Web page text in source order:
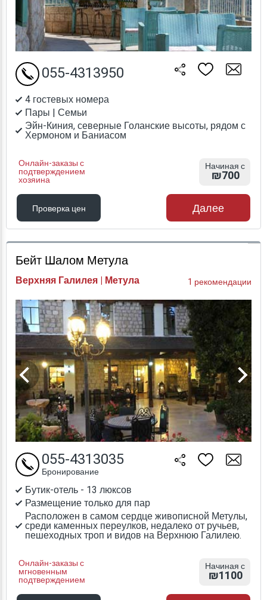
4 гостевых номера
Пары | Семьи
Эйн-Киния, северные Голанские высоты, рядом с
Хермоном и Баниасом
Онлайн-заказы с
подтверждением
хозяина
055-4313950
Начиная с
₪700
Проверка цен
Проверка цен
Далее
Бейт Шалом Метула
Верхняя Галилея | Метула 1 рекомендации
Бутик-отель - 13 люксов
Размещение только для пар
Расположен в самом сердце живописной Метулы,
среди каменных переулков, недалеко от ручьев,
пешеходных троп и видов на Верхнюю Галилею.
Онлайн-заказы с
мгновенным
подтверждением
055-4313035
Бронирование
Начиная с
₪1100